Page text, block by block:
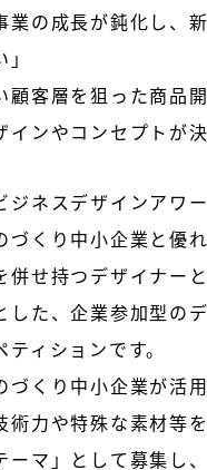
業の成長が鈍化し、
顧客層を狙った商品
インやコンセプトが決
ジネスデザインアワ
づくり中小企業と優
併せ持つデザイナー
した、企業参加型の
ィションです。
づくり中小企業が活
術力や特殊な素材等
ーマ」として募集し